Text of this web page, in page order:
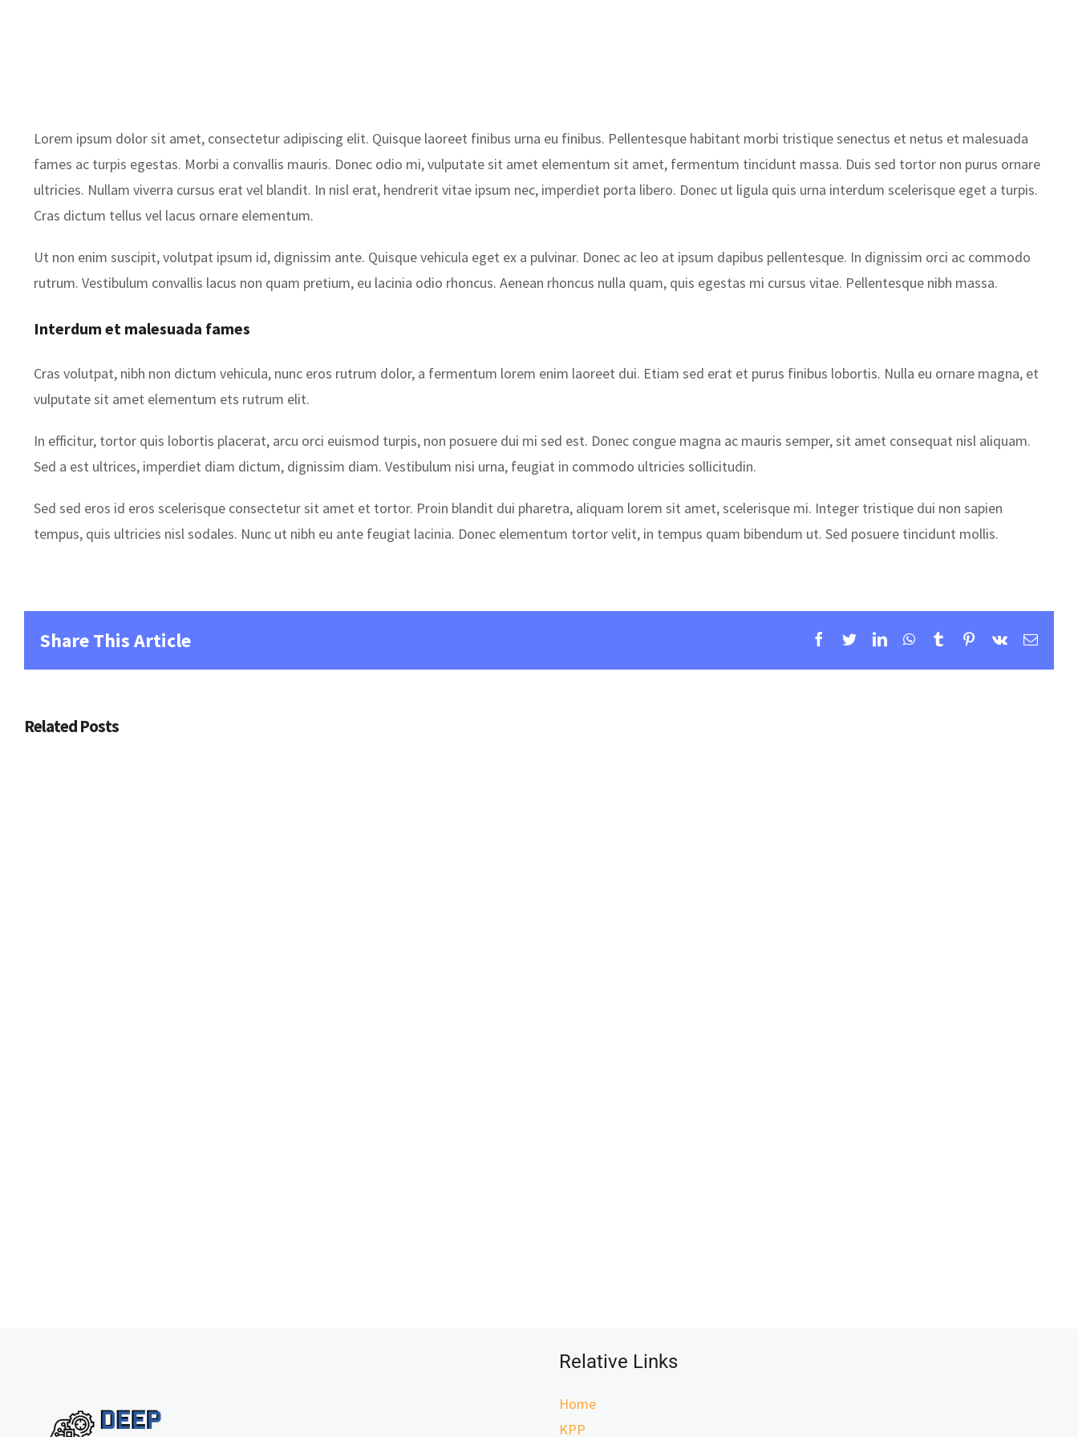
Lorem ipsum dolor sit amet, consectetur adipiscing elit. Quisque laoreet finibus urna eu finibus. Pellentesque habitant morbi tristique senectus et netus et malesuada
fames ac turpis egestas. Morbi a convallis mauris. Donec odio mi, vulputate sit amet elementum sit amet, fermentum tincidunt massa. Duis sed tortor non purus ornare
ultricies. Nullam viverra cursus erat vel blandit. In nisl erat, hendrerit vitae ipsum nec, imperdiet porta libero. Donec ut ligula quis urna interdum scelerisque eget a turpis.
Cras dictum tellus vel lacus ornare elementum.
Ut non enim suscipit, volutpat ipsum id, dignissim ante. Quisque vehicula eget ex a pulvinar. Donec ac leo at ipsum dapibus pellentesque. In dignissim orci ac commodo
rutrum. Vestibulum convallis lacus non quam pretium, eu lacinia odio rhoncus. Aenean rhoncus nulla quam, quis egestas mi cursus vitae. Pellentesque nibh massa.
Interdum et malesuada fames
Cras volutpat, nibh non dictum vehicula, nunc eros rutrum dolor, a fermentum lorem enim laoreet dui. Etiam sed erat et purus finibus lobortis. Nulla eu ornare magna, et
vulputate sit amet elementum ets rutrum elit.
In efficitur, tortor quis lobortis placerat, arcu orci euismod turpis, non posuere dui mi sed est. Donec congue magna ac mauris semper, sit amet consequat nisl aliquam.
Sed a est ultrices, imperdiet diam dictum, dignissim diam. Vestibulum nisi urna, feugiat in commodo ultricies sollicitudin.
Sed sed eros id eros scelerisque consectetur sit amet et tortor. Proin blandit dui pharetra, aliquam lorem sit amet, scelerisque mi. Integer tristique dui non sapien
tempus, quis ultricies nisl sodales. Nunc ut nibh eu ante feugiat lacinia. Donec elementum tortor velit, in tempus quam bibendum ut. Sed posuere tincidunt mollis.
Share This Article Facebook
TwitterLinkedinWhatsapp
TumblrPinterest
Vk Email
Related Posts
Relative Links
Home
KPP